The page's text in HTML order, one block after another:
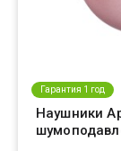
Гарантия 1 год
Наушники